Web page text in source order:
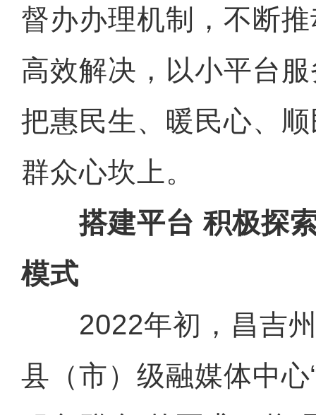
督办办理机制，不断
高效解决，以小平台
把惠民生、暖民心、
群众心坎上。
搭建平台 积极探索
模式
2022年初，昌吉州
县（市）级融媒体中